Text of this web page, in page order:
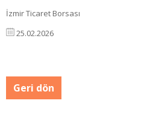
İzmir Ticaret Borsası
25.02.2026
Geri dön